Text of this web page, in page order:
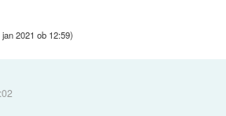
jan 2021 ob 12:59)